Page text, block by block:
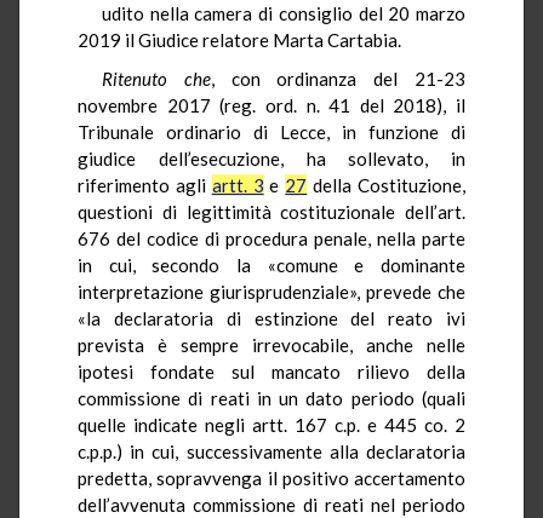
udito nella camera di consiglio del 20 marzo
2019 il Giudice relatore Marta Cartabia.
Ritenuto che, con ordinanza del 21-23
novembre 2017 (reg. ord. n. 41 del 2018), il
Tribunale ordinario di Lecce, in funzione di
giudice dell’esecuzione, ha sollevato, in
riferimento agli artt. 3 e 27 della Costituzione,
questioni di legittimità costituzionale dell’art.
676 del codice di procedura penale, nella parte
in cui, secondo la «comune e dominante
interpretazione giurisprudenziale», prevede che
«la declaratoria di estinzione del reato ivi
prevista è sempre irrevocabile, anche nelle
ipotesi fondate sul mancato rilievo della
commissione di reati in un dato periodo (quali
quelle indicate negli artt. 167 c.p. e 445 co. 2
c.p.p.) in cui, successivamente alla declaratoria
predetta, sopravvenga il positivo accertamento
dell’avvenuta commissione di reati nel periodo